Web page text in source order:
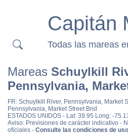
Capitán
Todas las mareas
Mareas Schuylkill
Pennsylvania,
FR: Schuylkill River, Pennsylvania, Market
Pennsylvania, Market Street Brid
ESTADOS UNIDOS - Lat: 39.95 Long: -
Aviso: Previsiones de carácter indicativo -
oficiales - Consulte las condiciones de uso